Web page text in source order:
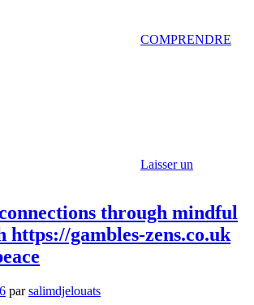
COMPRENDRE
Laisser un
through mindful
https://gambles-zens.co.uk
parsalimdjelouats